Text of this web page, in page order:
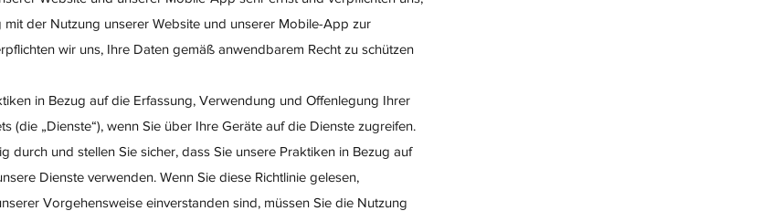
der Nutzung unserer Website und unserer Mobile-App zur
wir uns, Ihre Daten gemäß anwendbarem Recht zu schützen
in Bezug auf die Erfassung, Verwendung und Offenlegung Ihrer
(die „Dienste“), wenn Sie über Ihre Geräte auf die Dienste zugreifen.
durch und stellen Sie sicher, dass Sie unsere Praktiken in Bezug auf
Dienste verwenden. Wenn Sie diese Richtlinie gelesen,
Vorgehensweise einverstanden sind, müssen Sie die Nutzung